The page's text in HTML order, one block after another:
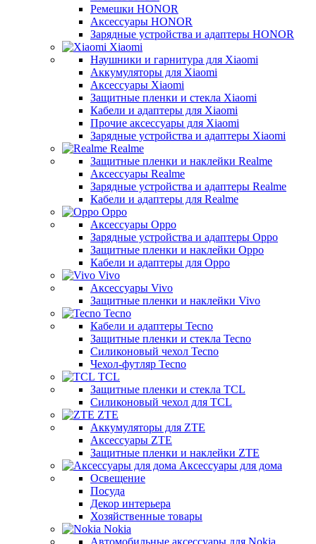
Ремешки HONOR
Аксессуары HONOR
Зарядные устройства и адаптеры HONOR
Xiaomi
Наушники и гарнитура для Xiaomi
Аккумуляторы для Xiaomi
Аксессуары Xiaomi
Защитные пленки и стекла Xiaomi
Кабели и адаптеры для Xiaomi
Прочие аксессуары для Xiaomi
Зарядные устройства и адаптеры Xiaomi
Realme
Защитные пленки и наклейки Realme
Аксессуары Realme
Зарядные устройства и адаптеры Realme
Кабели и адаптеры для Realme
Oppo
Аксессуары Oppo
Зарядные устройства и адаптеры Oppo
Защитные пленки и наклейки Oppo
Кабели и адаптеры для Oppo
Vivo
Аксессуары Vivo
Защитные пленки и наклейки Vivo
Tecno
Кабели и адаптеры Tecno
Защитные пленки и стекла Tecno
Силиконовый чехол Tecno
Чехол-футляр Tecno
TCL
Защитные пленки и стекла TCL
Силиконовый чехол для TCL
ZTE
Аккумуляторы для ZTE
Аксессуары ZTE
Защитные пленки и наклейки ZTE
Аксессуары для дома
Освещение
Посуда
Декор интерьера
Хозяйственные товары
Nokia
Автомобильные аксессуары для Nokia